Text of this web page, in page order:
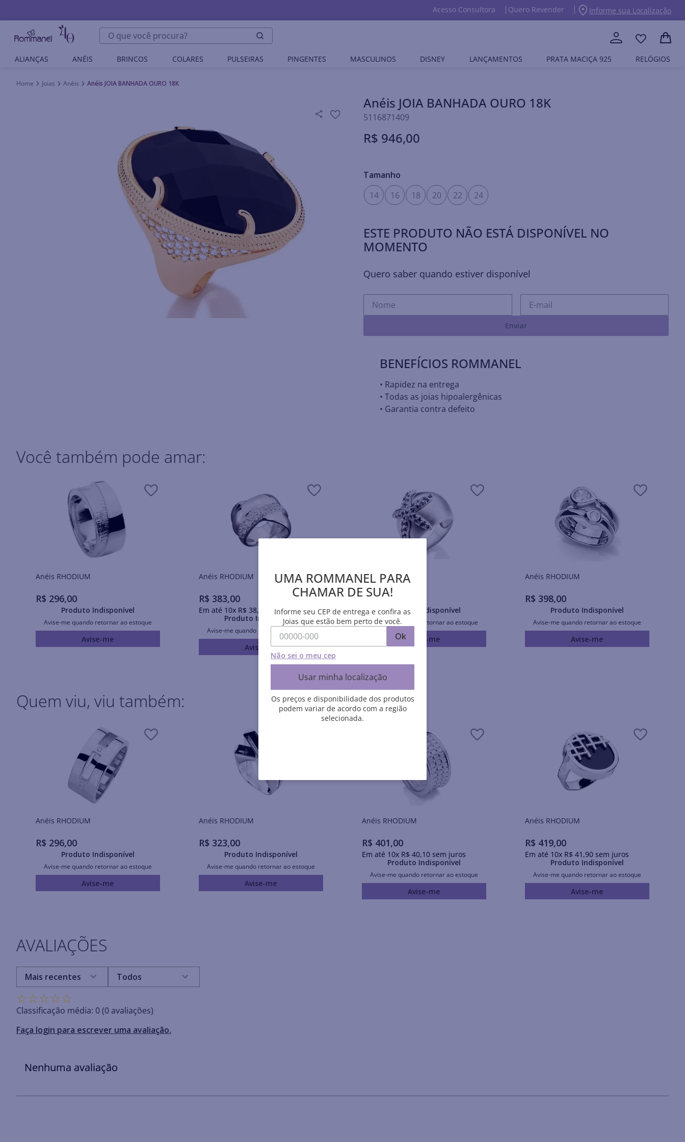
Acesso Consultora Quero Revender Informe sua Localização
O que você procura?
ALIANÇAS ANÉIS BRINCOS COLARES PULSEIRAS PINGENTES MASCULINOS DISNEY LANÇAMENTOS PRATA MACIÇA 925 RELÓGIOS
Joias Anéis Anéis JOIA BANHADA OURO 18K
Anéis JOIA BANHADA OURO 18K
5116871409
R$ 946,00
Tamanho
14
16 18 20 22 24
ESTE PRODUTO NÃO ESTÁ DISPONÍVEL NO
MOMENTO
Quero saber quando estiver disponível
Enviar
BENEFÍCIOS ROMMANEL
• Rapidez na entrega
• Todas as joias hipoalergênicas
• Garantia contra defeito
Você também pode amar:
Anéis RHODIUM
R$ 296,00
Produto Indisponível
Avise-me quando retornar ao estoque
Avise-me
Anéis RHODIUM
R$ 383,00
Em até 10x R$ 38,
sem juros
Produto Indisponível
Avise-me quando retornar ao estoque
Avise-me
Anéis RHODIUM
R$ 299,
Produto Indisponível
Avise-me quando retornar ao estoque
Avise-me
Anéis RHODIUM
R$ 398,00
Produto Indisponível
Avise-me quando retornar ao estoque
Avise-me
Quem viu, viu também:
Anéis RHODIUM
R$ 296,00
Produto Indisponível
Avise-me quando retornar ao estoque
Avise-me
Anéis RHODIUM
R$ 323,00
Produto Indisponível
Avise-me quando retornar ao estoque
Avise-me
Anéis RHODIUM
R$ 401,00
Em até 10x R$ 40,10sem juros
Produto Indisponível
Avise-me quando retornar ao estoque
Avise-me
Anéis RHODIUM
R$ 419,00
Em até 10x R$ 41 ,90sem juros
Produto Indisponível
Avise-me quando retornar ao estoque
Avise-me
AVALIAÇÕES
☆☆☆☆☆
Classificação média: 0(0 avaliações)
Faça login para escrever uma avaliação.
Mais recentes Todos
Nenhuma avaliação
UMA ROMMANEL PARA
CHAMAR DE SUA!
Informe seu CEP de entrega e confira as
Joias que estão bem perto de você.
Ok
Não sei o meu cep
Usar minha localização
Os preços e disponibilidade dos produtos
podem variar de acordo com a região
selecionada.